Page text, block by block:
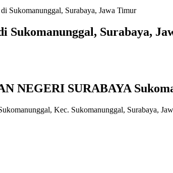
Sukomanunggal, Surabaya, Jawa Timur
Sukomanunggal, Surabaya,
NEGERI SURABAYA
Kec. Sukomanunggal, Surabaya,